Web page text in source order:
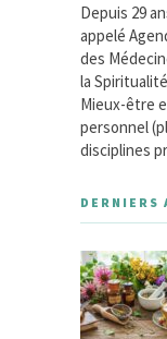
Depuis 29
appelé
des
la
Mieux-être
personnel
disciplines
DERNIERS